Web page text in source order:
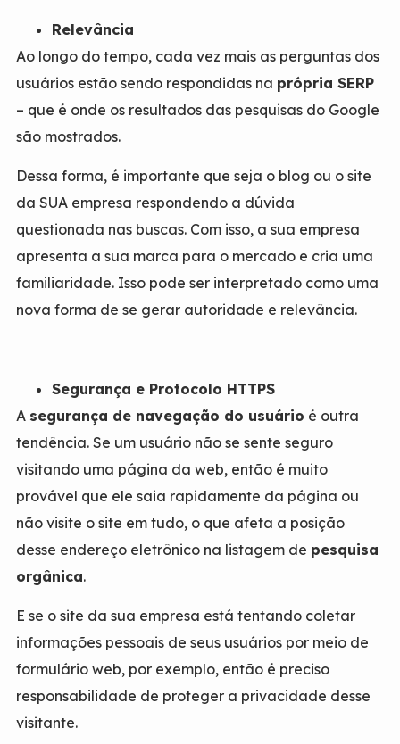
Relevância
Ao longo do tempo, cada vez mais as perguntas dos
usuários estão sendo respondidas na própria SERP
– que é onde os resultados das pesquisas do Google
são mostrados.
Dessa forma, é importante que seja o blog ou o site
da SUA empresa respondendo a dúvida
questionada nas buscas. Com isso, a sua empresa
apresenta a sua marca para o mercado e cria uma
familiaridade. Isso pode ser interpretado como uma
nova forma de se gerar autoridade e relevância.
Segurança e Protocolo HTTPS
A segurança de navegação do usuário é outra
tendência. Se um usuário não se sente seguro
visitando uma página da web, então é muito
provável que ele saia rapidamente da página ou
não visite o site em tudo, o que afeta a posição
desse endereço eletrônico na listagem de pesquisa
orgânica.
E se o site da sua empresa está tentando coletar
informações pessoais de seus usuários por meio de
formulário web, por exemplo, então é preciso
responsabilidade de proteger a privacidade desse
visitante.